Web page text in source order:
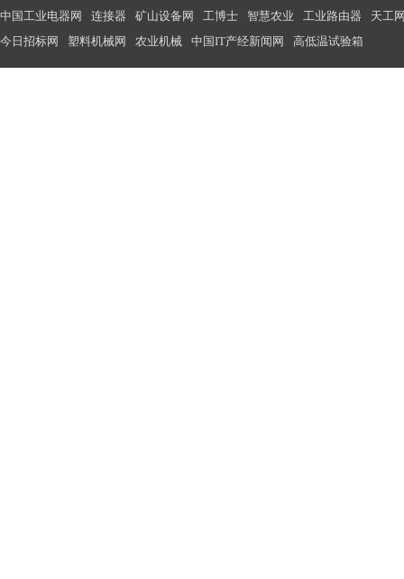
中国工业电器网
连接器 矿山设备网 工博士 智慧农业 工业路由器
天工
今日招标网
塑料机械网 农业机械 中国IT产经新闻网 高低温试验箱